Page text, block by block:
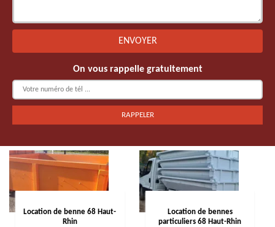
On vous rappelle gratuitement
Location de benne 68 Haut-
Rhin
Location de bennes
particuliers 68 Haut-Rhin